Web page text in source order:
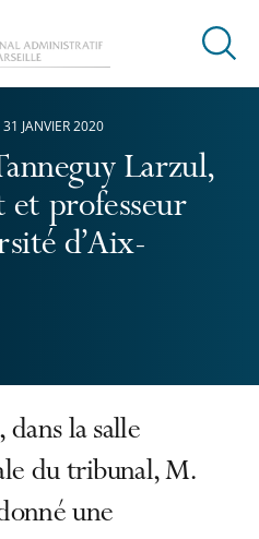
Ouvrir
Larzul,
et professeur
d’Aix-
31 JANVIER 2020
la salle
du tribunal, M.
une